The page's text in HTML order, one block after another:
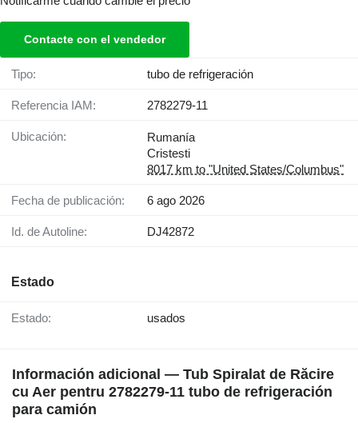
Contacte con el vendedor
Tipo: tubo de refrigeración
Referencia IAM: 2782279-11
Ubicación:
Rumanía
Cristesti
8017 km to "United States/Columbus"
Fecha de publicación: 6 ago 2026
Id. de Autoline: DJ42872
Estado
Estado: usados
Información adicional — Tub Spiralat de Răcire
cu Aer pentru 2782279-11 tubo de refrigeración
para camión